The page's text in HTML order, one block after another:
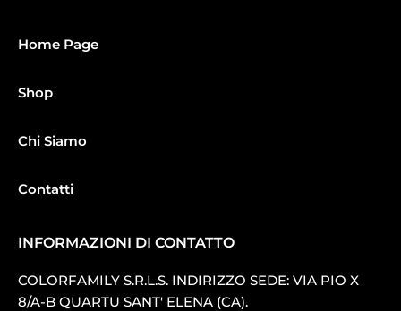
Home Page
Shop
Chi Siamo
Contatti
INFORMAZIONI DI CONTATTO
COLORFAMILY S.R.L.S. INDIRIZZO SEDE: VIA PIO X
8/A-B QUARTU SANT′ ELENA (CA).